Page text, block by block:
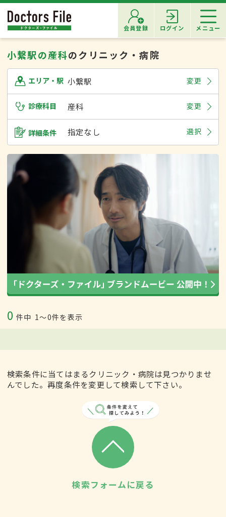
会員登録 ログイン メニュー
小繋駅の産科のクリニック・病院
エリア・駅 小繋駅 変更
診療科目 産科 変更
詳細条件 指定なし 選択
0 件中 1〜0件を表示
検索条件に当てはまるクリニック・病院は見つかりませ
んでした。再度条件を変更して検索して下さい。
検索フォームに戻る